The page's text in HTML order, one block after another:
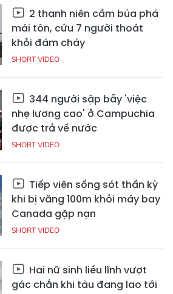
2 thanh niên cầm búa phá
mái tôn, cứu 7 người thoát
khỏi đám cháy
SHORT VIDEO
344 người sập bẫy 'việc
nhẹ lương cao' ở Campuchia
được trả về nước
SHORT VIDEO
Tiếp viên sống sót thần kỳ
khi bị văng 100m khỏi máy bay
Canada gặp nạn
SHORT VIDEO
Hai nữ sinh liều lĩnh vượt
gác chắn khi tàu đang lao tới